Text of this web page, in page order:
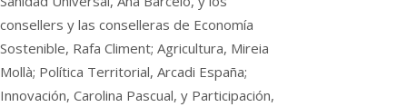
consellers y las conselleras de Economía
Sostenible, Rafa Climent; Agricultura, Mireia
Mollà; Política Territorial, Arcadi España;
Innovación, Carolina Pascual, y Participación,